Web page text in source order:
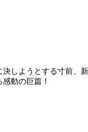
しようとする寸前、
動の巨篇！